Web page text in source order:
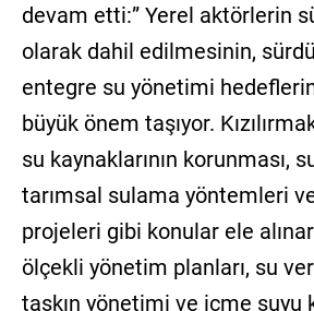
devam etti:” Yerel aktörlerin
olarak dahil edilmesinin,
entegre su yönetimi
büyük önem taşıyor.
su kaynaklarının korunması,
tarımsal sulama yöntemleri
projeleri gibi konular ele
ölçekli yönetim planları, su
taşkın yönetimi ve içme suyu